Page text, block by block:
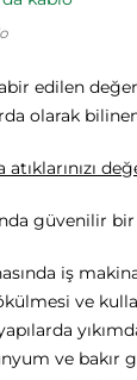
edilen
olarak
güvenilir
iş
ve
ve bakır